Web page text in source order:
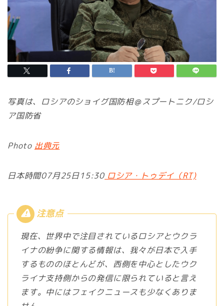
写真は、ロシアのショイグ国防相＠スプートニク/ロシ
ア国防省
Photo 出典元
日本時間07月25日15:30 ロシア・トゥデイ（RT)
現在、世界中で注目されているロシアとウクラ
イナの紛争に関する情報は、我々が日本で入手
するもののほとんどが、西側を中心としたウク
ライナ支持側からの発信に限られていると言え
ます。中にはフェイクニュースも少なくありま